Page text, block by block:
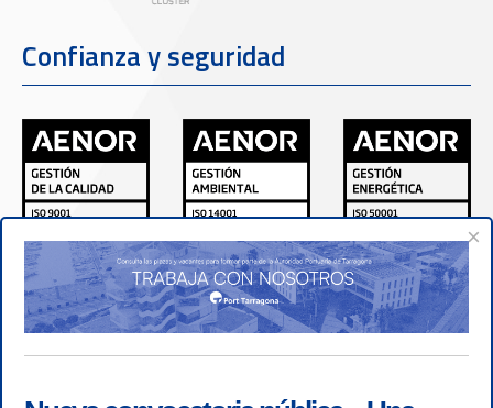
Confianza y seguridad
×